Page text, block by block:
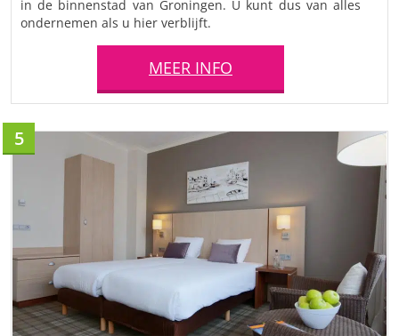
in de binnenstad van Groningen. U kunt dus van alles
ondernemen als u hier verblijft.
MEER INFO
5